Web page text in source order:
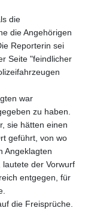
die
die Angehörigen
Reporterin sei
Seite "feindlicher
war
zu haben.
sie hätten einen
geführt, von wo
Angeklagten
der Vorwurf
entgegen, für
die Freisprüche.